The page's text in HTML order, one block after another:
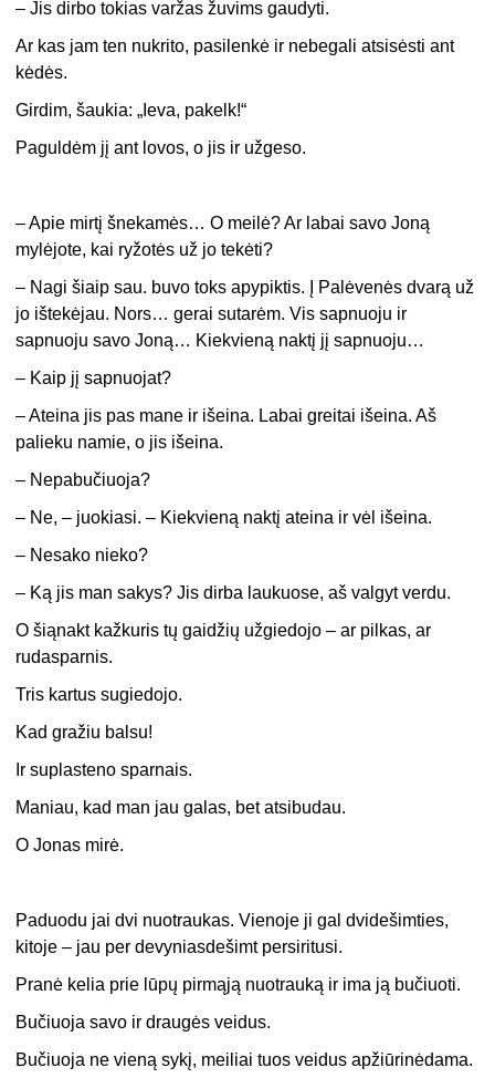
– Jis dirbo tokias varžas žuvims gaudyti.
Ar kas jam ten nukrito, pasilenkė ir nebegali atsisėsti ant
kėdės.
Girdim, šaukia: „Ieva, pakelk!“
Paguldėm jį ant lovos, o jis ir užgeso.
– Apie mirtį šnekamės… O meilė? Ar labai savo Joną
mylėjote, kai ryžotės už jo tekėti?
– Nagi šiaip sau. buvo toks apypiktis. Į Palėvenės dvarą už
jo ištekėjau. Nors… gerai sutarėm. Vis sapnuoju ir
sapnuoju savo Joną… Kiekvieną naktį jį sapnuoju…
– Kaip jį sapnuojat?
– Ateina jis pas mane ir išeina. Labai greitai išeina. Aš
palieku namie, o jis išeina.
– Nepabučiuoja?
– Ne, – juokiasi. – Kiekvieną naktį ateina ir vėl išeina.
– Nesako nieko?
– Ką jis man sakys? Jis dirba laukuose, aš valgyt verdu.
O šiąnakt kažkuris tų gaidžių užgiedojo – ar pilkas, ar
rudasparnis.
Tris kartus sugiedojo.
Kad gražiu balsu!
Ir suplasteno sparnais.
Maniau, kad man jau galas, bet atsibudau.
O Jonas mirė.
Paduodu jai dvi nuotraukas. Vienoje ji gal dvidešimties,
kitoje – jau per devyniasdešimt persiritusi.
Pranė kelia prie lūpų pirmąją nuotrauką ir ima ją bučiuoti.
Bučiuoja savo ir draugės veidus.
Bučiuoja ne vieną sykį, meiliai tuos veidus apžiūrinėdama.